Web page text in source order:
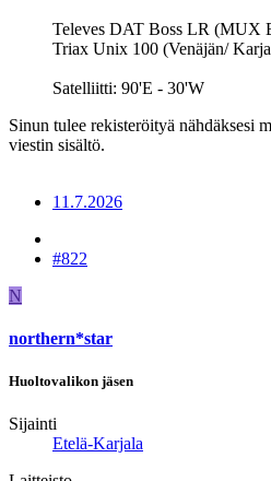
Televes DAT Boss LR (MUX
Triax Unix 100 (Venäjän/
Satelliitti: 90'E - 30'W
Sinun tulee rekisteröityä nähdäksesi
viestin sisältö.
11.7.2026
#822
N
northern*star
Huoltovalikon jäsen
Sijainti
Etelä-Karjala